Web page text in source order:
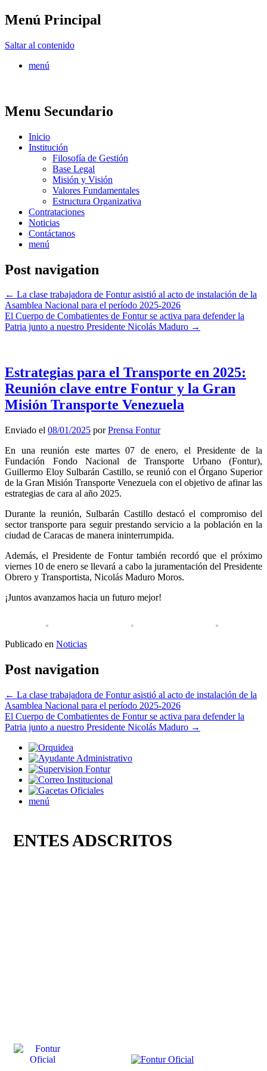
Menú Principal
Saltar al contenido
menú
Menu Secundario
Inicio
Institución
Filosofía de Gestión
Base Legal
Misión y Visión
Valores Fundamentales
Estructura Organizativa
Contrataciones
Noticias
Contáctanos
menú
Post navigation
← La clase trabajadora de Fontur asistió al acto de instalación de la
Asamblea Nacional para el período 2025-2026
El Cuerpo de Combatientes de Fontur se activa para defender la
Patria junto a nuestro Presidente Nicolás Maduro →
Estrategias para el Transporte en 2025:
Reunión clave entre Fontur y la Gran
Misión Transporte Venezuela
Enviado el 08/01/2025 porPrensa Fontur
En una reunión este martes 07 de enero, el Presidente de la
Fundación Fondo Nacional de Transporte Urbano (Fontur),
Guillermo Eloy Sulbarán Castillo, se reunió con el Órgano Superior
de la Gran Misión Transporte Venezuela con el objetivo de afinar las
estrategias de cara al año 2025.
Durante la reunión, Sulbarán Castillo destacó el compromiso del
sector transporte para seguir prestando servicio a la población en la
ciudad de Caracas de manera ininterrumpida.
Además, el Presidente de Fontur también recordó que el próximo
viernes 10 de enero se llevará a cabo la juramentación del Presidente
Obrero y Transportista, Nicolás Maduro Moros.
¡Juntos avanzamos hacia un futuro mejor!
Publicado en Noticias
Post navigation
← La clase trabajadora de Fontur asistió al acto de instalación de la
Asamblea Nacional para el período 2025-2026
El Cuerpo de Combatientes de Fontur se activa para defender la
Patria junto a nuestro Presidente Nicolás Maduro →
menú
ENTES ADSCRITOS